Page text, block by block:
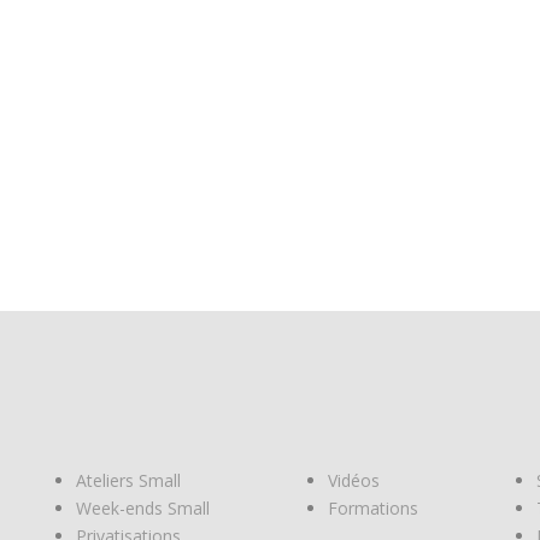
Ateliers Small
Week-ends Small
Vidéos
Formations